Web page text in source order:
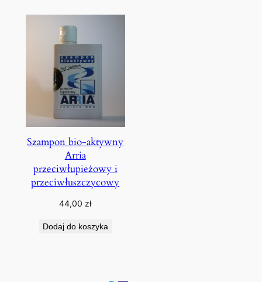
Szampon bio-aktywny
Arria
przeciwłupieżowy i
przeciwłuszczycowy
44,00 zł
Dodaj do koszyka